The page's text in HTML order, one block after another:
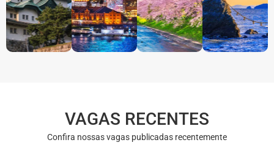
VAGAS RECENTES
Confira nossas vagas publicadas recentemente